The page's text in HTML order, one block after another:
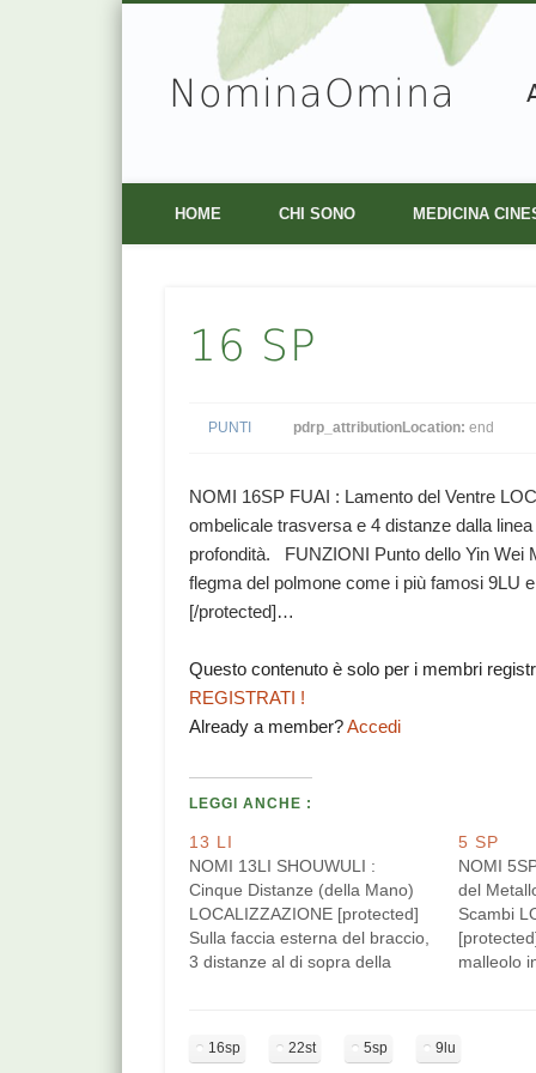
NominaOmina
Vimeo
HOME CHI SONO MEDICINA
16 SP
PUNTI pdrp_attributionLocation: end
NOMI 16SP FUAI : Lamento del Ventre
ombelicale trasversa e 4 distanze dalla
profondità. FUNZIONI Punto dello Yin Wei
flegma del polmone come i più famosi 9LU
[/protected]…
Questo contenuto è solo per i membri
REGISTRATI !
Already a member?Accedi
LEGGI ANCHE :
13 LI
NOMI 13LI SHOUWULI :
Cinque Distanze (della Mano)
LOCALIZZAZIONE [protected]
Sulla faccia esterna del braccio,
3 distanze al di sopra della
profondità. PERICOLO DI
5 SP
NOMI
del
Scambi
malleolo
dorsale
16sp 22st 5sp 9lu